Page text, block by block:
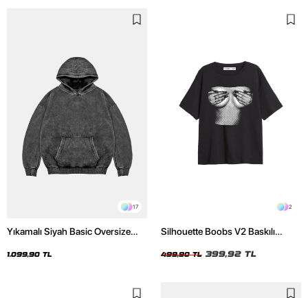
17
Yıkamalı Siyah Basic Oversize
1.099,90 TL
2
Silhouette Boobs V2 Baskılı
499,90 TL 399,92 TL